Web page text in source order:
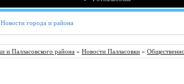
Новости города и района
и Палласовского района » Новости Палласовки »